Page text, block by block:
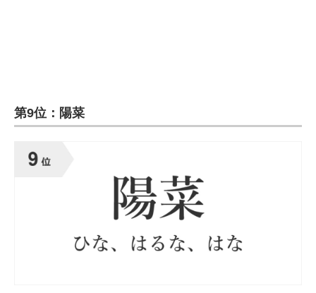
電子設計の基本と応用
エネルギーの専門メディア
建設×テクノロジーの最前線
ちょっと気になるネットの話題
第9位：陽菜